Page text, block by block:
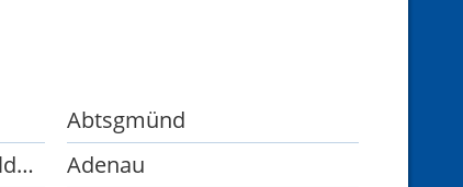
Abtsgmünd
Adelshofen Kr Fürstenfeldbruck
Adenau